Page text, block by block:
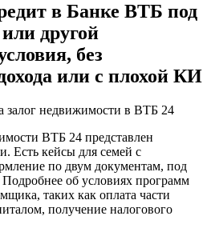
в Банке ВТБ под
другой
без
или с плохой КИ
ВТБ 24 представлен
Есть кейсы для семей с
по двум документам, под
об условиях программ
таких как оплата части
получение налогового